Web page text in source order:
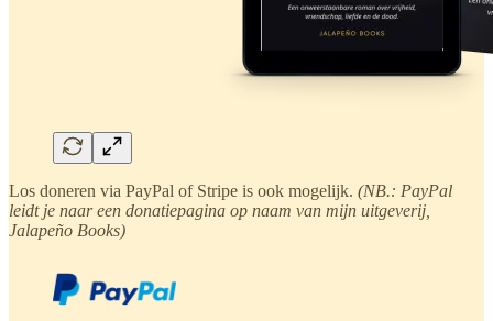
Los doneren via PayPal of Stripe is ook mogelijk. (NB.: PayPal
leidt je naar een donatiepagina op naam van mijn uitgeverij,
Jalapeño Books)